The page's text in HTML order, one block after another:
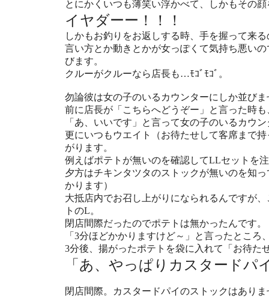
とにかくいつも薄笑い浮かべて、しかもその
イヤダーー！！！
しかもお釣りをお返しする時、手を握って来
言い方とか動きとかが女っぽくて気持ち悪い
びます。
クルーがクルーなら店長も…ﾓｺﾞﾓｺﾞ。
勿論彼は女の子のいるカウンターにしか並びま
前に店長が「こちらへどうぞー」と言った時も
「あ、いいです」と言って女の子のいるカウ
更にいつもウエイト（お待たせして客席まで
がります。
例えばポテトが無いのを確認してLLセットを
夕方はチキンタツタのストックが無いのを知
かります）
大抵店内でお召し上がりになられるんですが
トのL。
閉店間際だったのでポテトは無かったんです。
「3分ほどかかりますけど～」と言ったとこ
3分後、揚がったポテトを袋に入れて「お待
「あ、やっぱりカスタードパ
閉店間際。カスタードパイのストックはありま